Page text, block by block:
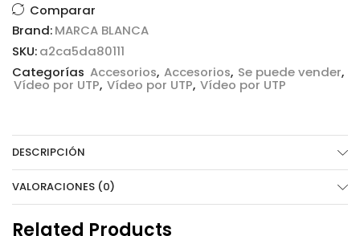
Comparar
Brand:MARCA BLANCA
SKU:a2ca5da80111
Categorías Accesorios, Accesorios, Se puede vender,
Vídeo por UTP, Vídeo por UTP, Vídeo por UTP
DESCRIPCIÓN
VALORACIONES (0)
Related Products